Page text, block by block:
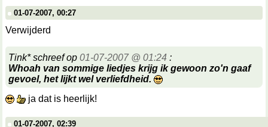
01-07-2007, 00:27
Verwijderd
Tink* schreef op 01-07-2007 @ 01:24 :
Whoah van sommige liedjes krijg ik gewoon zo'n gaaf
gevoel, het lijkt wel verliefdheid.
ja dat is heerlijk!
01-07-2007, 02:39